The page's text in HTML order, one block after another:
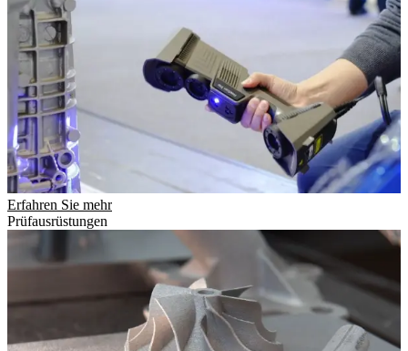
Erfahren Sie mehr
Prüfausrüstungen